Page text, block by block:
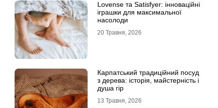
Lovense та Satisfyer: інноваційні
іграшки для максимальної
насолоди
20 Травня, 2026
Карпатський традиційний посуд
з дерева: історія, майстерність і
душа гір
13 Травня, 2026